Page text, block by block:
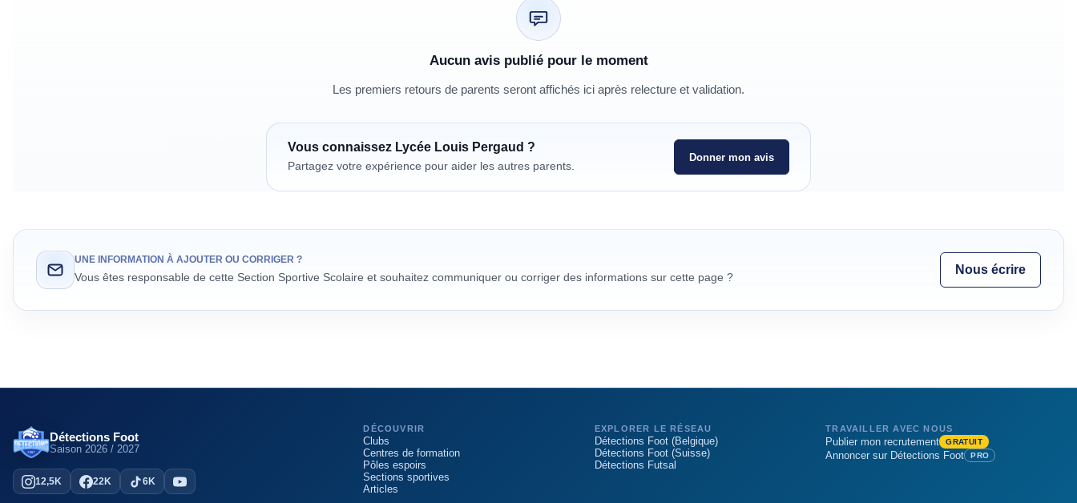
Aucun avis publié pour le moment
Les premiers retours de parents seront affichés ici après relecture et validation.
Vous connaissez Lycée Louis Pergaud ?
Partagez votre expérience pour aider les autres parents.
Donner mon avis
UNE INFORMATION À AJOUTER OU CORRIGER ?
Vous êtes responsable de cette Section Sportive Scolaire et souhaitez communiquer ou corriger des informations sur cette page ?
Nous écrire
Détections Foot
Saison 2026 / 2027
12,5K 22K 6K
DÉCOUVRIR
Clubs
Centres de formation
Pôles espoirs
Sections sportives
Articles
EXPLORER LE RÉSEAU
Détections Foot (Belgique)
Détections Foot (Suisse)
Détections Futsal
TRAVAILLER AVEC NOUS
Publier mon recrutement GRATUIT
Annoncer sur Détections Foot PRO